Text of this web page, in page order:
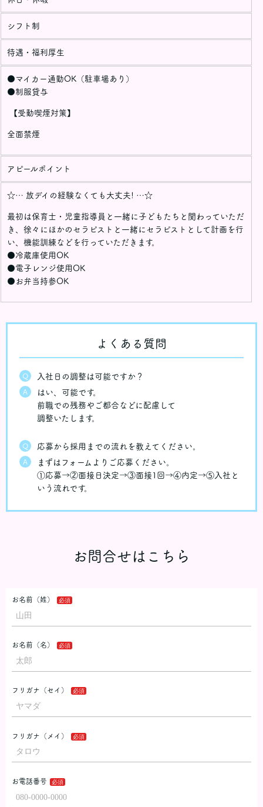
シフト制
待遇・福利厚生
●マイカー通勤OK（駐車場あり）
●制服貸与
【受動喫煙対策】
全面禁煙
アピールポイント
☆… 放デイの経験なくても大丈夫! …☆
最初は保育士・児童指導員と一緒に子どもたちと関わっていただ
き、徐々にほかのセラピストと一緒にセラピストとして計画を行
い、機能訓練などを行っていただきます。
●冷蔵庫使用OK
●電子レンジ使用OK
●お弁当持参OK
よくある質問
Q 入社日の調整は可能ですか？
A
はい、可能です。
前職での残務やご都合などに配慮して
調整いたします。
Q 応募から採用までの流れを教えてください。
A
まずはフォームよりご応募ください。
①応募→②面接日決定→③面接1回→④内定→⑤入社と
いう流れです。